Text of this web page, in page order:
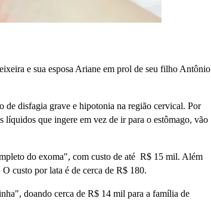
e sua esposa Ariane em prol de seu filho Antônio
de disfagia grave e hipotonia na região cervical. Por
líquidos que ingere em vez de ir para o estômago, vão
do exoma", com custo de até R$ 15 mil. Além
custo por lata é de cerca de R$ 180.
doando cerca de R$ 14 mil para a família de